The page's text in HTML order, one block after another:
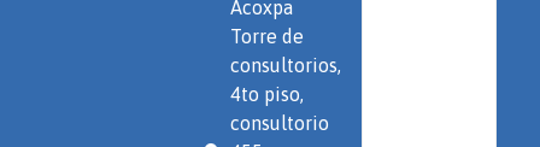
Acoxpa
Torre de
consultorios,
4to piso,
consultorio